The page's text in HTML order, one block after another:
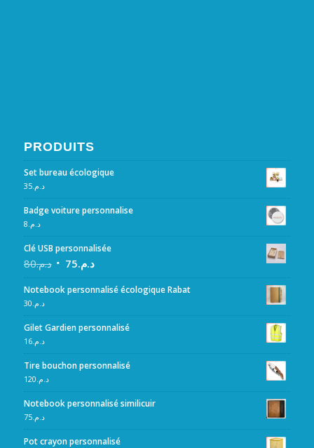
PRODUITS
Set bureau écologique
د.م.35
Badge voiture personnalise
د.م. 8
Clé USB personnalisée
د.م.80 د.م.75
Notebook personnalisé écologique Rabat
د.م. 30
Gilet Gardien personnalisé
د.م.16
Tire bouchon personnalisé
د.م. 120
Notebook personnalisé similicuir
د.م.75
Pot crayon personnalisé